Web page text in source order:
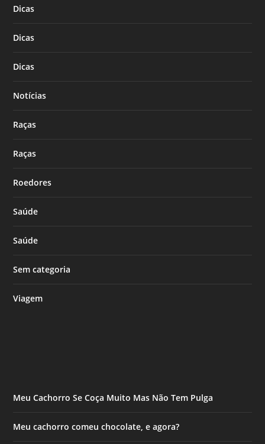
Dicas
Dicas
Dicas
Notícias
Raças
Raças
Roedores
Saúde
Saúde
Sem categoria
Viagem
Meu Cachorro Se Coça Muito Mas Não Tem Pulga
Meu cachorro comeu chocolate, e agora?